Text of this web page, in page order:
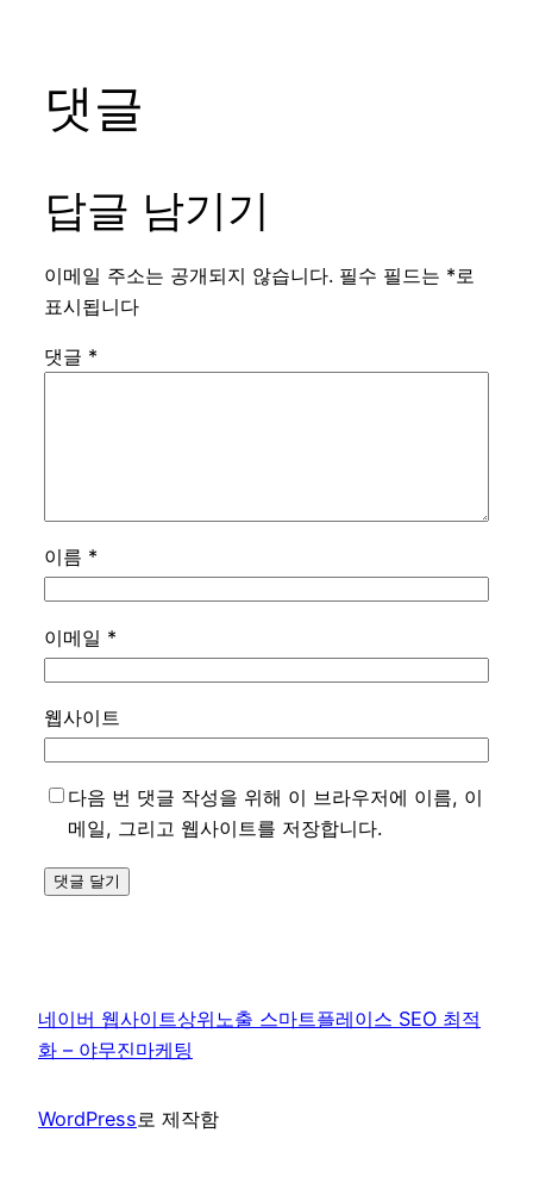
댓글
답글 남기기
이메일 주소는 공개되지 않습니다. 필수 필드는 *로
표시됩니다
댓글 *
이름 *
이메일 *
웹사이트
다음 번 댓글 작성을 위해 이 브라우저에 이름, 이
메일, 그리고 웹사이트를 저장합니다.
네이버 웹사이트상위노출 스마트플레이스 SEO 최적
화 – 야무진마케팅
WordPress로 제작함